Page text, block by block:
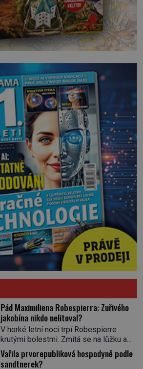
Pád Maximiliena Robespierra: Zuřivého
jakobína nikdo nelitoval?
V horké letní noci trpí Robespierre
krutými bolestmi. Zmítá se na lůžku a
hlavou mu víří kolotoč myšlenek. Když
se probere z mdlob, vzpomene si na
Vařila prvorepubliková hospodyně podle
sandtnerek?